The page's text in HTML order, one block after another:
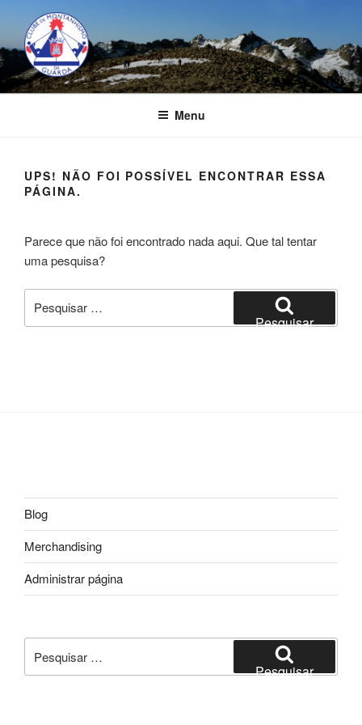
o
conteúdo
CLUBE DE MONTANHISMO DA
Menu
UPS! NÃO FOI POSSÍVEL ENCONTRAR ESSA
PÁGINA.
Parece que não foi encontrado nada aqui. Que tal tentar
uma pesquisa?
por:
Pesquisar
Blog
Merchandising
Administrar página
por:
Pesquisar